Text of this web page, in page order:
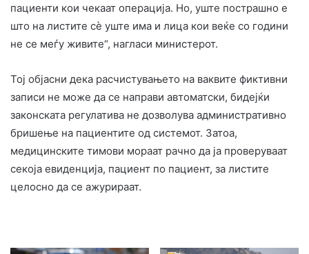
пациенти кои чекаат операција. Но, уште пострашно е
што на листите сè уште има и лица кои веќе со години
не се меѓу живите“, нагласи министерот.
Тој објасни дека расчистувањето на ваквите фиктивни
записи не може да се направи автоматски, бидејќи
законската регулатива не дозволува административно
бришење на пациентите од системот. Затоа,
медицинските тимови мораат рачно да ја проверуваат
секоја евиденција, пациент по пациент, за листите
целосно да се ажурираат.